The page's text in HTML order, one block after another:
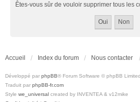
Êtes-vous sûr de vouloir supprimer tous les
Accueil Index du forum Nous contacter
Développé par phpBB® Forum Software © phpBB Limited
Traduit par phpBB-fr.com
Style we_universal created by INVENTEA & v12mike